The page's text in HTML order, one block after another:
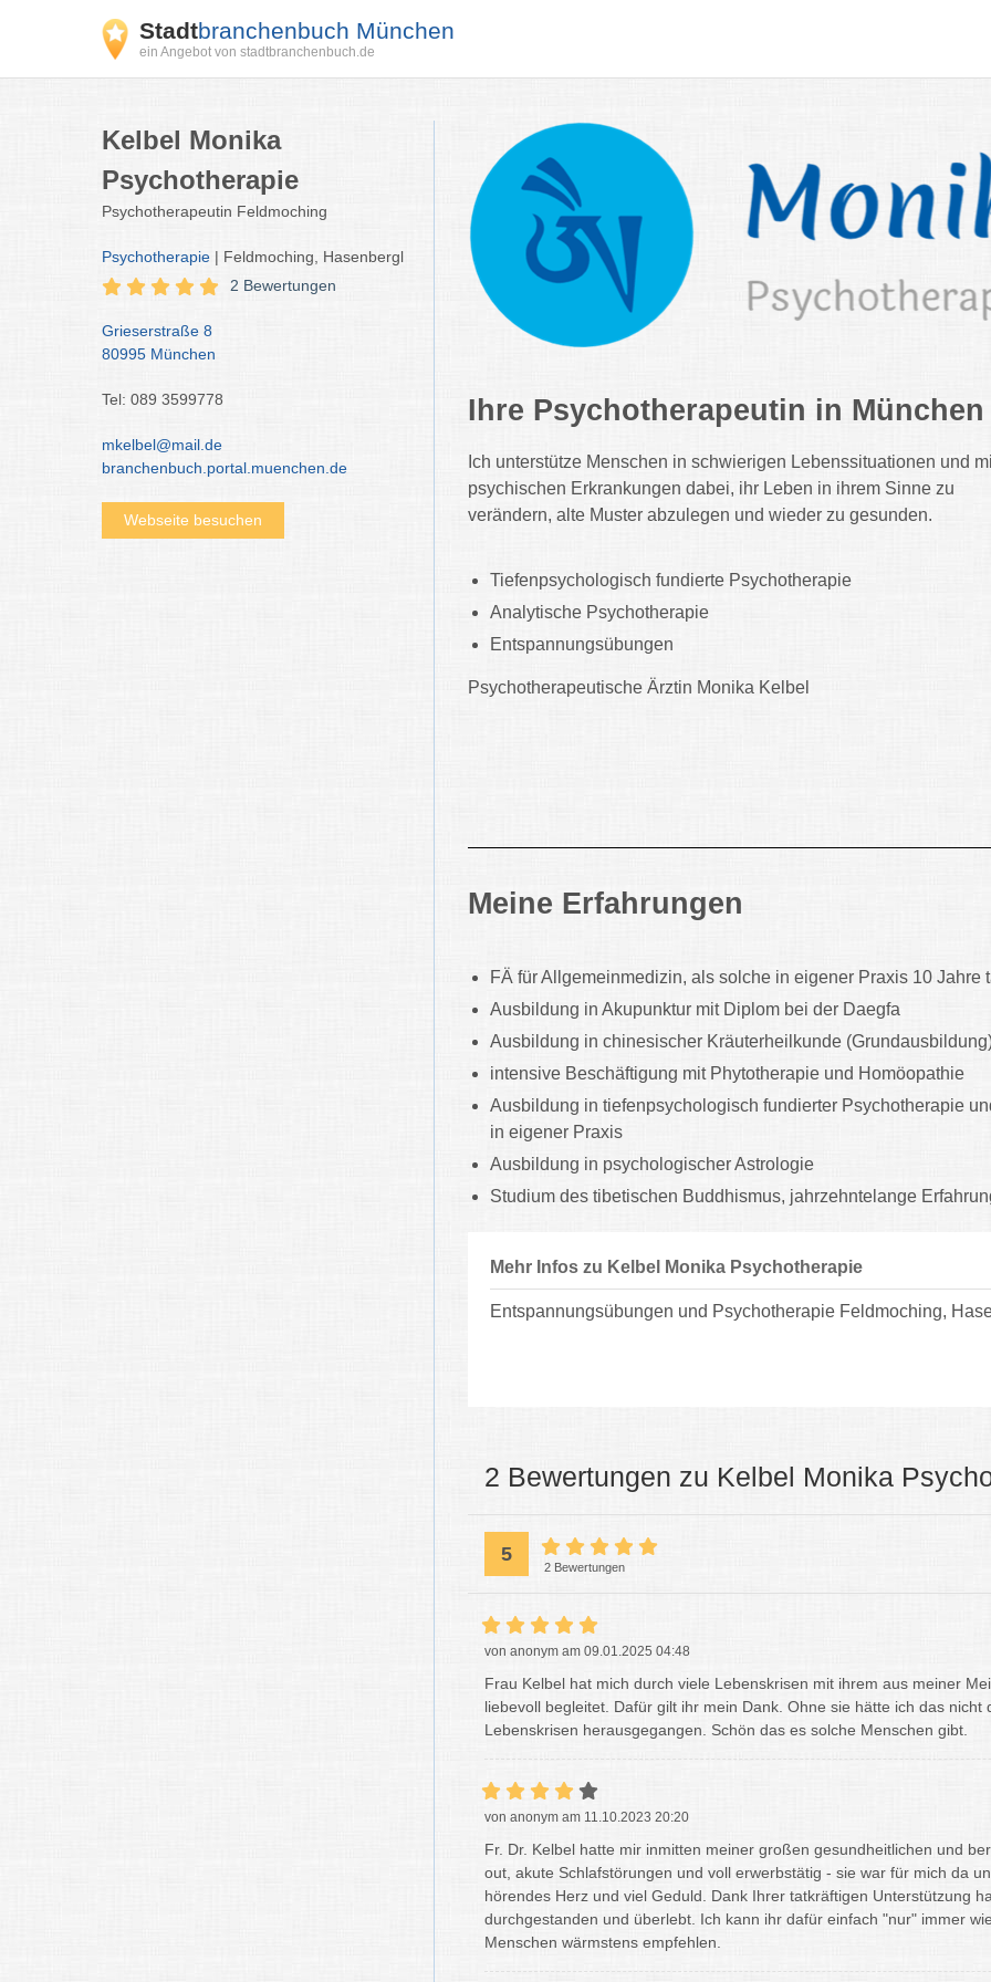
Stadtbranchenbuch München
ein Angebot von stadtbranchenbuch.de
Kelbel Monika
Psychotherapie
Psychotherapeutin Feldmoching
Psychotherapie | Feldmoching, Hasenbergl
2 Bewertungen
Grieserstraße 8
80995 München
Tel: 089 3599778
mkelbel@mail.de
branchenbuch.portal.muenchen.de
Webseite besuchen
Ihre Psychotherapeutin in
Ich unterstütze Menschen in schwierigen Lebenssituationen und
psychischen Erkrankungen dabei, ihr Leben in ihrem Sinne zu
verändern, alte Muster abzulegen und wieder zu gesunden.
Tiefenpsychologisch fundierte Psychotherapie
Analytische Psychotherapie
Entspannungsübungen
Psychotherapeutische Ärztin Monika Kelbel
Meine Erfahrungen
FÄ für Allgemeinmedizin, als solche in eigener Praxis 10 Jahre
Ausbildung in Akupunktur mit Diplom bei der Daegfa
Ausbildung in chinesischer Kräuterheilkunde
intensive Beschäftigung mit Phytotherapie und Homöopathie
Ausbildung in tiefenpsychologisch fundierter Psychotherapie
in eigener Praxis
Ausbildung in psychologischer Astrologie
Studium des tibetischen Buddhismus, jahrzehntelange
Mehr Infos zu Kelbel Monika Psychotherapie
Entspannungsübungen und Psychotherapie Feldmoching,
2 Bewertungen zu Kelbel Monika
5
2 Bewertungen
von anonym am 09.01.2025 04:48
Frau Kelbel hat mich durch viele Lebenskrisen mit ihrem aus meiner
liebevoll begleitet. Dafür gilt ihr mein Dank. Ohne sie hätte ich das
Lebenskrisen herausgegangen. Schön das es solche Menschen gibt.
von anonym am 11.10.2023 20:20
Fr. Dr. Kelbel hatte mir inmitten meiner großen gesundheitlichen und
out, akute Schlafstörungen und voll erwerbstätig - sie war für mich da
hörendes Herz und viel Geduld. Dank Ihrer tatkräftigen Unterstützung
durchgestanden und überlebt. Ich kann ihr dafür einfach "nur" immer
Menschen wärmstens empfehlen.